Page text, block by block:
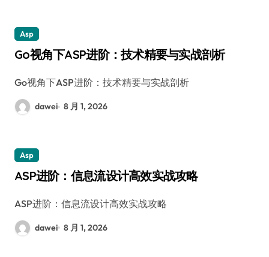
Asp
Go视角下ASP进阶：技术精要与实战剖析
Go视角下ASP进阶：技术精要与实战剖析
dawei 8 月 1, 2026
Asp
ASP进阶：信息流设计高效实战攻略
ASP进阶：信息流设计高效实战攻略
dawei 8 月 1, 2026